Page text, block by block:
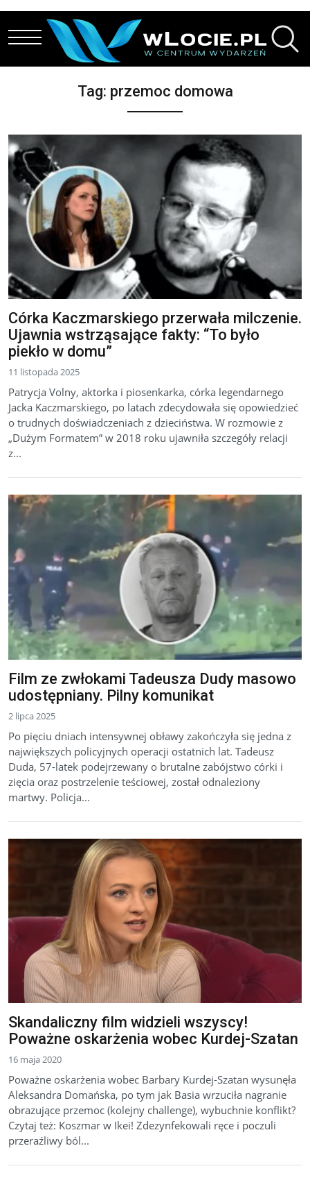
Przejdź do treści
Tag: przemoc domowa
Córka Kaczmarskiego przerwała milczenie.
Ujawnia wstrząsające fakty: “To było
piekło w domu”
11 listopada 2025
Patrycja Volny, aktorka i piosenkarka, córka legendarnego
Jacka Kaczmarskiego, po latach zdecydowała się opowiedzieć
o trudnych doświadczeniach z dzieciństwa. W rozmowie z
„Dużym Formatem” w 2018 roku ujawniła szczegóły relacji
z...
Film ze zwłokami Tadeusza Dudy masowo
udostępniany. Pilny komunikat
2 lipca 2025
Po pięciu dniach intensywnej obławy zakończyła się jedna z
największych policyjnych operacji ostatnich lat. Tadeusz
Duda, 57-latek podejrzewany o brutalne zabójstwo córki i
zięcia oraz postrzelenie teściowej, został odnaleziony
martwy. Policja...
Skandaliczny film widzieli wszyscy!
Poważne oskarżenia wobec Kurdej-Szatan
16 maja 2020
Poważne oskarżenia wobec Barbary Kurdej-Szatan wysunęła
Aleksandra Domańska, po tym jak Basia wrzuciła nagranie
obrazujące przemoc (kolejny challenge), wybuchnie konflikt?
Czytaj też: Koszmar w Ikei! Zdezynfekowali ręce i poczuli
przeraźliwy ból...